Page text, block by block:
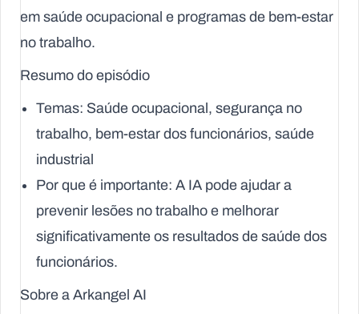
em saúde ocupacional e programas de bem-estar
no trabalho.
Resumo do episódio
Temas: Saúde ocupacional, segurança no
trabalho, bem-estar dos funcionários, saúde
industrial
Por que é importante: A IA pode ajudar a
prevenir lesões no trabalho e melhorar
significativamente os resultados de saúde dos
funcionários.
Sobre a Arkangel AI